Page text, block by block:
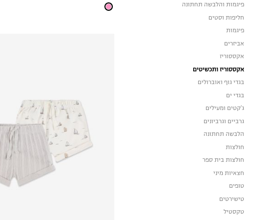
פיגמות והלבשה תחתונה
חליפות וסטים
פיגמות
אביזרים
אקססוריז
אקססוריז ותכשיטים
בגדי גוף ואוברולים
בגדי ים
ג'קטים ומעילים
גרביים וגרביונים
הלבשה תחתונה
חולצות
חולצות בית ספר
חצאיות מיני
טופים
טישירטים
טקסטיל